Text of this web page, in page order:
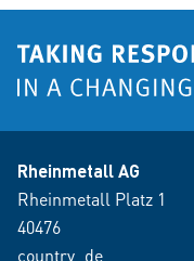
Rheinmetall AG
Rheinmetall Platz 1
40476
country_de